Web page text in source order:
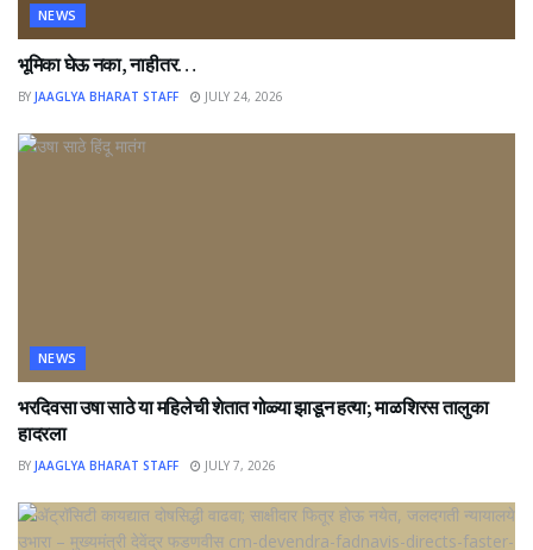
NEWS
भूमिका घेऊ नका, नाहीतर…
BY JAAGLYA BHARAT STAFF JULY 24, 2026
NEWS
भरदिवसा उषा साठे या महिलेची शेतात गोळ्या झाडून हत्या; माळशिरस तालुका
हादरला
BY JAAGLYA BHARAT STAFF JULY 7, 2026